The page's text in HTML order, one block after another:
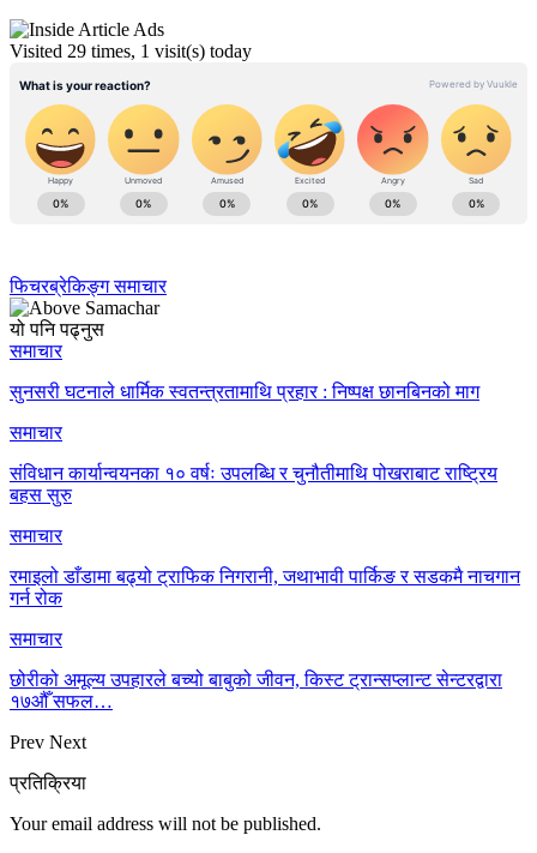
Visited 29 times, 1 visit(s) today
फिचरब्रेकिङ्ग समाचार
यो पनि पढ्नुस
समाचार
सुनसरी घटनाले धार्मिक स्वतन्त्रतामाथि प्रहार : निष्पक्ष छानबिनको माग
समाचार
संविधान कार्यान्वयनका १० वर्षः उपलब्धि र चुनौतीमाथि पोखराबाट राष्ट्रिय
बहस सुरु
समाचार
रमाइलो डाँडामा बढ्यो ट्राफिक निगरानी, जथाभावी पार्किङ र सडकमै नाचगान
गर्न रोक
समाचार
छोरीको अमूल्य उपहारले बच्यो बाबुको जीवन, किस्ट ट्रान्सप्लान्ट सेन्टरद्वारा
१७औँ सफल…
Prev Next
प्रतिक्रिया
Your email address will not be published.